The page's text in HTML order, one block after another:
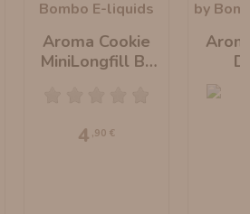
Aroma Cookie
MiniLongfill By
4 ,90 €